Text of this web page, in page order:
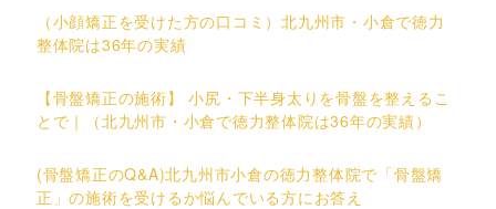
（小顔矯正を受けた方の口コミ）北九州市・小倉で徳力
整体院は36年の実績
【骨盤矯正の施術】 小尻・下半身太りを骨盤を整えるこ
とで｜（北九州市・小倉で徳力整体院は36年の実績）
(骨盤矯正のQ&A)北九州市小倉の徳力整体院で「骨盤矯
正」の施術を受けるか悩んでいる方にお答え